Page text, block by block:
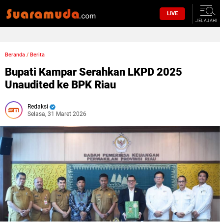
LIVE
JELAJAHI
Beranda / Berita
Bupati Kampar Serahkan LKPD 2025
Unaudited ke BPK Riau
Redaksi
Selasa, 31 Maret 2026